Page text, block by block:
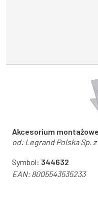
Akcesorium
od: Legrand Polska Sp. z
Symbol: 344632
EAN:8005543535233